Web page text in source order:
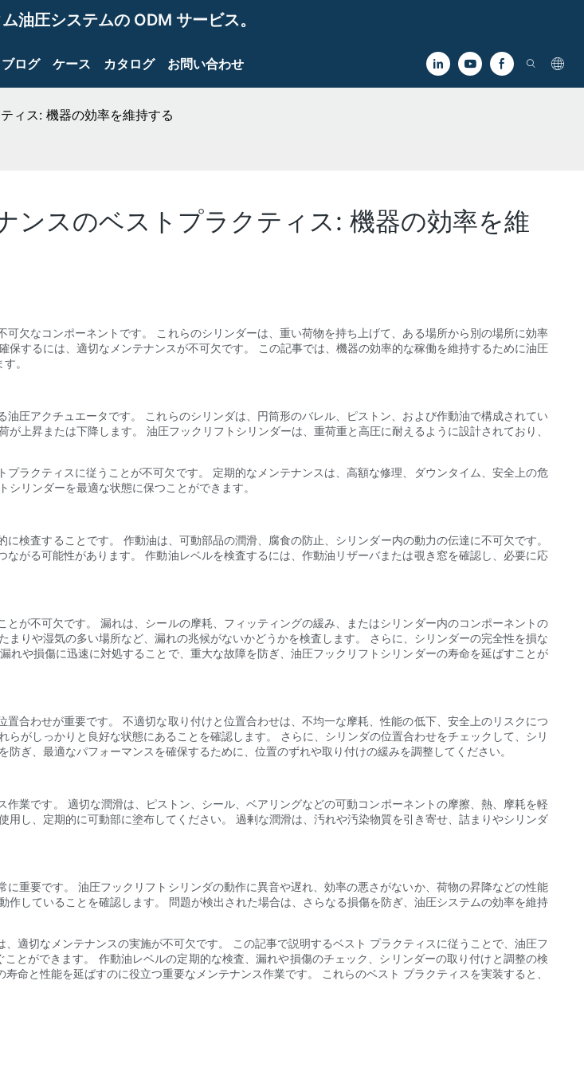
油圧システムの ODM サービス。
ブログ ケース カタログ お問い合わせ
ィス: 機器の効率を維持する
ンスのベストプラクティス: 機器の効率を維
欠なコンポーネントです。 これらのシリンダーは、重い荷物を持ち上げて、ある場所から別の場所に効率
するには、適切なメンテナンスが不可欠です。 この記事では、機器の効率的な稼働を維持するために油圧
。
圧アクチュエータです。 これらのシリンダは、円筒形のバレル、ピストン、および作動油で構成されてい
上昇または下降します。 油圧フックリフトシリンダーは、重荷重と高圧に耐えるように設計されており、
ラクティスに従うことが不可欠です。 定期的なメンテナンスは、高額な修理、ダウンタイム、安全上の危
リンダーを最適な状態に保つことができます。
検査することです。 作動油は、可動部品の潤滑、腐食の防止、シリンダー内の動力の伝達に不可欠です。
がる可能性があります。 作動油レベルを検査するには、作動油リザーバまたは覗き窓を確認し、必要に応
が不可欠です。 漏れは、シールの摩耗、フィッティングの緩み、またはシリンダー内のコンポーネントの
りや湿気の多い場所など、漏れの兆候がないかどうかを検査します。 さらに、シリンダーの完全性を損な
や損傷に迅速に対処することで、重大な故障を防ぎ、油圧フックリフトシリンダーの寿命を延ばすことが
合わせが重要です。 不適切な取り付けと位置合わせは、不均一な摩耗、性能の低下、安全上のリスクにつ
がしっかりと良好な状態にあることを確認します。 さらに、シリンダの位置合わせをチェックして、シリ
ぎ、最適なパフォーマンスを確保するために、位置のずれや取り付けの緩みを調整してください。
業です。 適切な潤滑は、ピストン、シール、ベアリングなどの可動コンポーネントの摩擦、熱、摩耗を軽
し、定期的に可動部に塗布してください。 過剰な潤滑は、汚れや汚染物質を引き寄せ、詰まりやシリンダ
重要です。 油圧フックリフトシリンダの動作に異音や遅れ、効率の悪さがないか、荷物の昇降などの性能
していることを確認します。 問題が検出された場合は、さらなる損傷を防ぎ、油圧システムの効率を維持
適切なメンテナンスの実施が不可欠です。 この記事で説明するベスト プラクティスに従うことで、油圧フ
とができます。 作動油レベルの定期的な検査、漏れや損傷のチェック、シリンダーの取り付けと調整の検
命と性能を延ばすのに役立つ重要なメンテナンス作業です。 これらのベスト プラクティスを実装すると、